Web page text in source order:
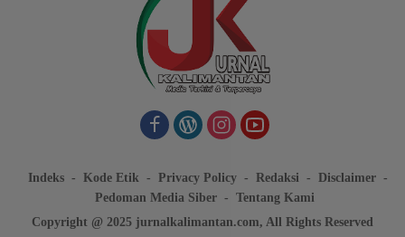
Indeks Kode Etik Privacy Policy Redaksi
Disclaimer
Pedoman Media Siber
Tentang Kami
Copyright @ 2025 jurnalkalimantan.com, All Rights Reserved